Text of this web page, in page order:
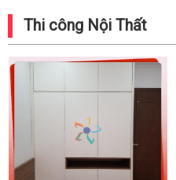
Thi công Nội Thất